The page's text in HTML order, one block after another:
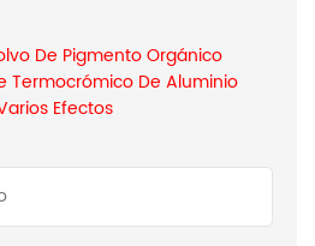
De Pigmento Orgánico
Termocrómico De Aluminio
Efectos